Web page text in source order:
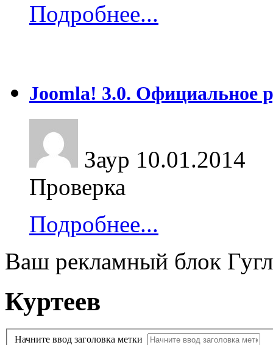
Подробнее...
Joomla! 3.0. Официальное
Заур 10.01.2014
Проверка
Подробнее...
Ваш рекламный блок
Куртеев
Начните ввод заголовка метки